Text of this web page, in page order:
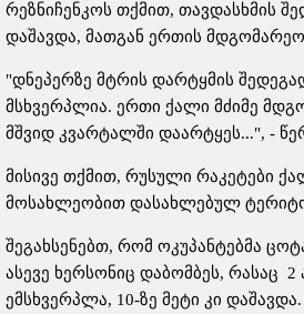
რეზნიჩენკოს თქმით, თავდასხმის
დაშავდა, მათგან ერთის
"დნეპერზე მტრის დარტყმის
მსხვერპლია. ერთი ქალი მძიმე
მშვიდ კვარტალში დაარტყეს...", -
მისივე თქმით, რუსული რაკეტები
მოსახლეობით დასახლებულ
შეგახსენებთ, რომ ოკუპანტებმა
ასევე ხერსონიც დაბომბეს, რასაც 2
ემსხვერპლა, 10-ზე მეტი კი დაშავდა.